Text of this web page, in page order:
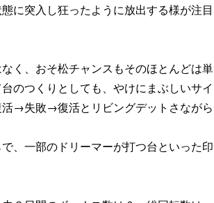
に突入し狂ったように放出する様が注目
く、おそ松チャンスもそのほとんどは単
のつくりとしても、やけにまぶしいサイ
→失敗→復活とリビングデットさながら
、一部のドリーマーが打つ台といった印